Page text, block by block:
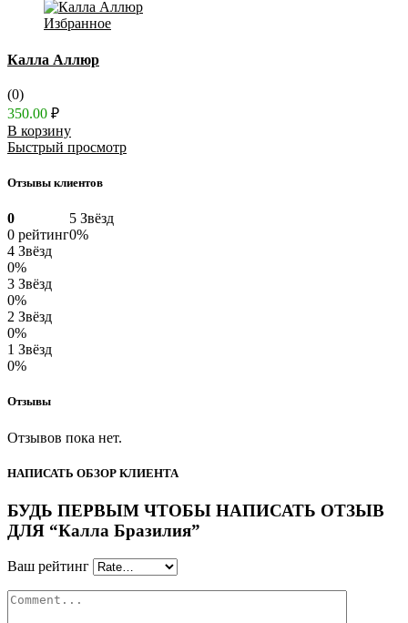
Избранное
Калла Аллюр
(0)
350.00 ₽
В корзину
Быстрый просмотр
Отзывы клиентов
0
0 рейтинг
5 Звёзд
0%
4 Звёзд
0%
3 Звёзд
0%
2 Звёзд
0%
1 Звёзд
0%
Отзывы
Отзывов пока нет.
НАПИСАТЬ ОБЗОР КЛИЕНТА
БУДЬ ПЕРВЫМ ЧТОБЫ НАПИСАТЬ ОТЗЫВ
ДЛЯ “Калла Бразилия”
Ваш рейтинг